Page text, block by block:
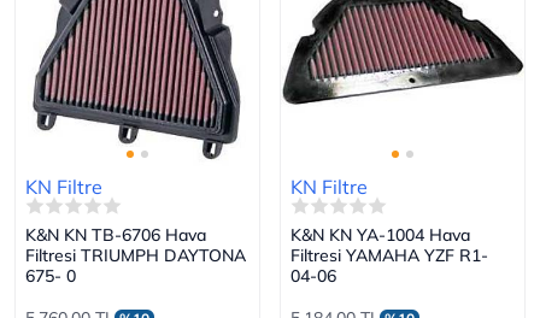
KN Filtre
K&N KN TB-6706 Hava
Filtresi TRIUMPH DAYTONA
675- 0
KN Filtre
K&N KN YA-1004 Hava
Filtresi YAMAHA YZF R1-
04-06